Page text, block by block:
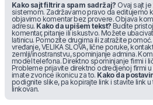
Kako sajt filtrira spam sadržaj? Ovaj sajt
sistemom. Zadržavamo pravo da editujemo
objavimo komentar bez provere. Objava
adresu. Kako da upišem tekst? Budite
komentar, pitanje ili iskustvo. Možete
latinicu. Pomozite drugima ili zatražite
vređanje, VELIKA SLOVA, lične poruke,
zemlji/inostranstvu, spominjanje admina.
model telefona. Direktno spominjanje firmi i
Probleme prijavite direktno odredjenoj firmi
imate zvonce ikonicu za to. Kako da
podignite slike, pa kopirajte link i stavite link
linkovan.